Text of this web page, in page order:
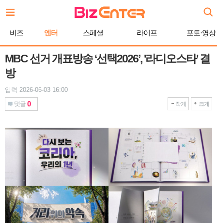
문
비즈 엔터 스페셜 라이프 포토·영상
MBC 선거 개표방송 ‘선택2026’, '라디오스타' 결
방
입력 2026-06-03 16:00
댓글 0 작게 크게